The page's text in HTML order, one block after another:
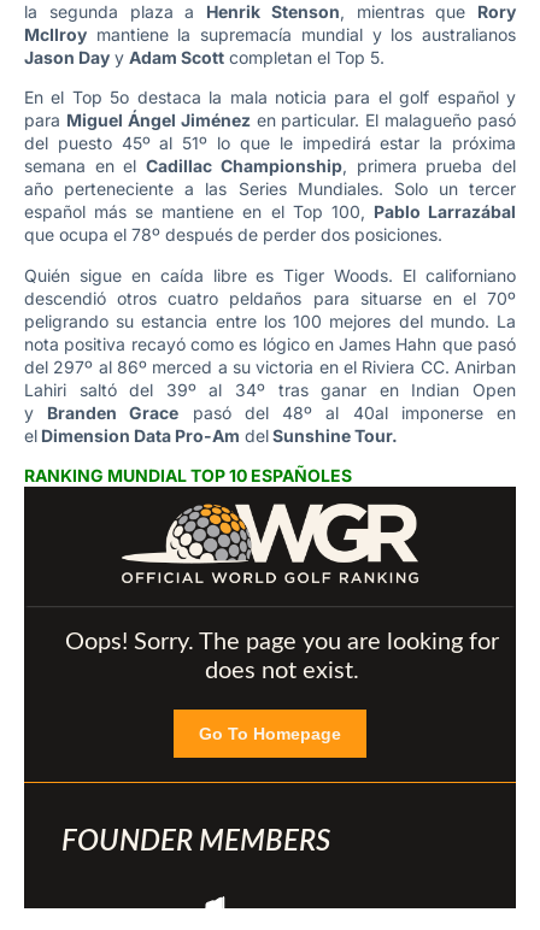
la segunda plaza a Henrik Stenson, mientras que Rory
McIlroy mantiene la supremacía mundial y los australianos
Jason Day y Adam Scott completan el Top 5.
En el Top 5o destaca la mala noticia para el golf español y
para Miguel Ángel Jiménezen particular. El malagueño pasó
del puesto 45º al 51º lo que le impedirá estar la próxima
semana en elCadillac Championship, primera prueba del
año perteneciente a las Series Mundiales. Solo un tercer
español más se mantiene en el Top 100, Pablo Larrazábal
que ocupa el 78º después de perder dos posiciones.
Quién sigue en caída libre es Tiger Woods. El californiano
descendió otros cuatro peldaños para situarse en el 70º
peligrando su estancia entre los 100 mejores del mundo. La
nota positiva recayó como es lógico en James Hahn que pasó
del 297º al 86º merced a su victoria en el Riviera CC. Anirban
Lahiri saltó del 39º al 34º tras ganar en Indian Open
y Branden Grace pasó del 48º al 40al imponerse en
el Dimension Data Pro-Am delSunshine Tour.
RANKING MUNDIAL TOP 10 ESPAÑOLES